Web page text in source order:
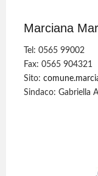
Marciana
Tel: 0565 99002
Fax: 0565 904321
Sito:
Sindaco: Gabriella